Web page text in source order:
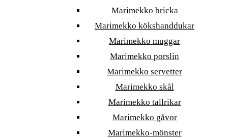
Marimekko bricka
Marimekko kökshanddukar
Marimekko muggar
Marimekko porslin
Marimekko servetter
Marimekko skål
Marimekko tallrikar
Marimekko gåvor
Marimekko-mönster